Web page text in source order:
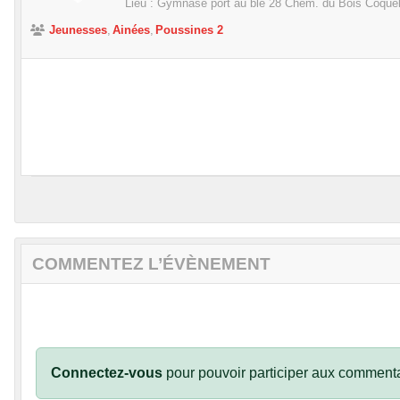
Lieu : Gymnase port au blé 28 Chem. du Bois
Jeunesses Ainées Poussines 2
COMMENTEZ L’ÉVÈNEMENT
Connectez-vous pour pouvoir participer aux